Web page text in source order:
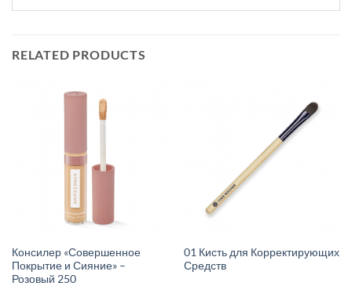
RELATED PRODUCTS
Консилер «Совершенное
Покрытие и Сияние» –
Розовый 250
01 Кисть для Корректирующих
Средств